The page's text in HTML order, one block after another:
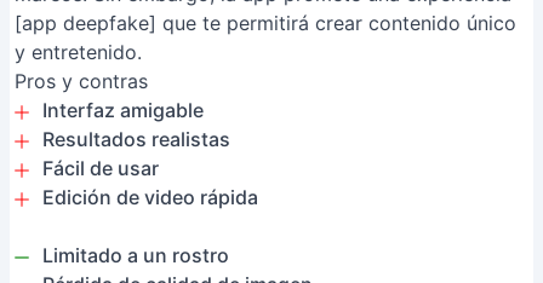
[app deepfake] que te permitirá crear contenido único
y entretenido.
Pros y contras
Interfaz amigable
Resultados realistas
Fácil de usar
Edición de video rápida
Limitado a un rostro